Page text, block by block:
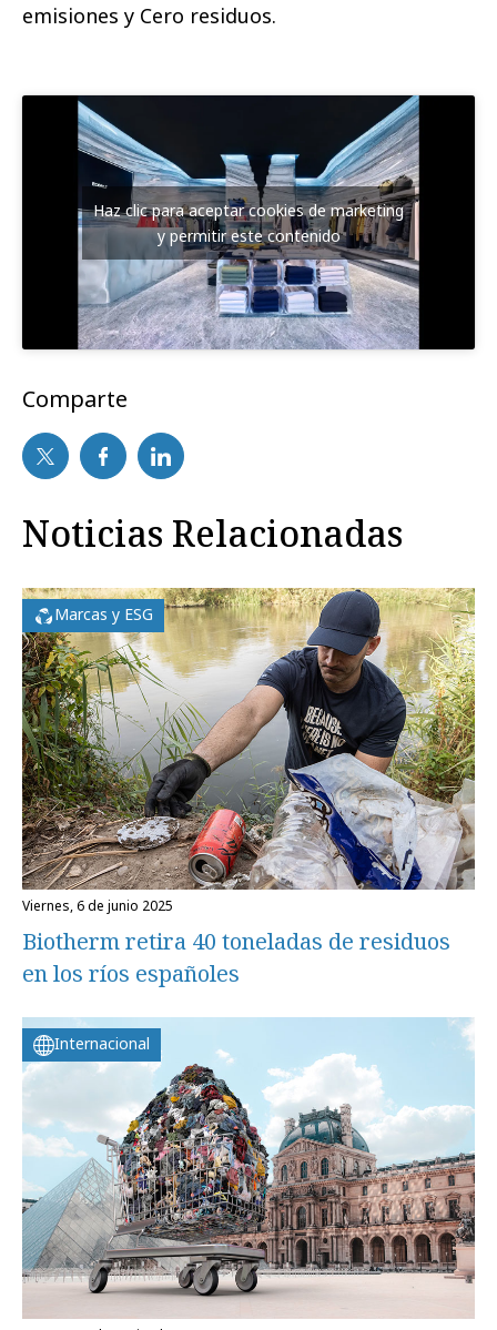
emisiones y Cero residuos.
Haz clic para aceptar cookies de marketing
y permitir este contenido
Comparte
Noticias Relacionadas
Marcas y ESG
viernes, 6 de junio 2025
Biotherm retira 40 toneladas de residuos
en los ríos españoles
Internacional